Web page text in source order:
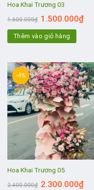
Hoa Khai Trương 03
1.600.000₫ 1.500.000₫
Thêm vào giỏ hàng
-4%
Hoa Khai Trương 05
2.400.000₫ 2.300.000₫